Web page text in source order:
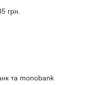
грн.
та monobank